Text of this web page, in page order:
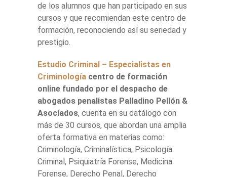
de los alumnos que han participado en sus
cursos y que recomiendan este centro de
formación, reconociendo así su seriedad y
prestigio.
Estudio Criminal – Especialistas en
Criminología centro de formación
online fundado por el despacho de
abogados penalistas Palladino Pellón &
Asociados, cuenta en su catálogo con
más de 30 cursos, que abordan una amplia
oferta formativa en materias como:
Criminología, Criminalística, Psicología
Criminal, Psiquiatría Forense, Medicina
Forense, Derecho Penal, Derecho